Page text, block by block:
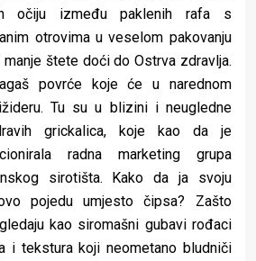
očiju između paklenih rafa s
otrovima u veselom pakovanju
štete doći do Ostrva zdravlja.
povrće koje će u narednom
Tu su u blizini i neugledne
grickalica, koje kao da je
radna marketing grupa
sirotišta. Kako da ja svoju
pojedu umjesto čipsa? Zašto
kao siromašni gubavi rođaci
i tekstura koji neometano bludniči